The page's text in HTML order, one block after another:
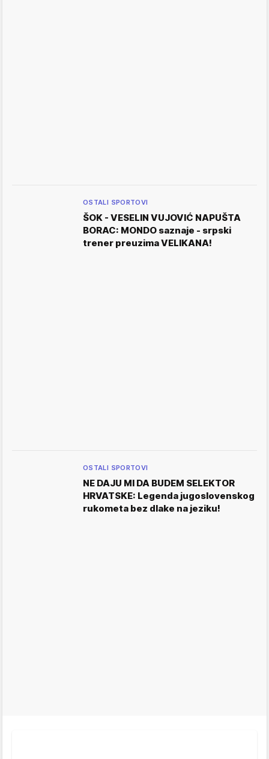
OSTALI SPORTOVI
ŠOK - VESELIN VUJOVIĆ NAPUŠTA
BORAC: MONDO saznaje - srpski
trener preuzima VELIKANA!
OSTALI SPORTOVI
NE DAJU MI DA BUDEM SELEKTOR
HRVATSKE: Legenda jugoslovenskog
rukometa bez dlake na jeziku!